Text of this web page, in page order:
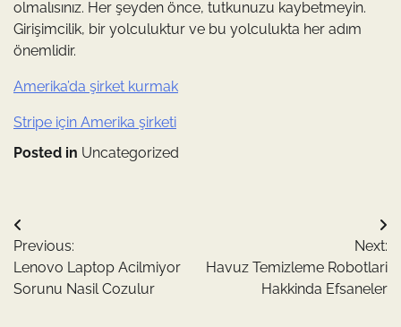
olmalısınız. Her şeyden önce, tutkunuzu kaybetmeyin.
Girişimcilik, bir yolculuktur ve bu yolculukta her adım
önemlidir.
Amerika’da şirket kurmak
Stripe için Amerika şirketi
Posted in Uncategorized
Yazı
gezinmesi
Previous:
Lenovo Laptop Acilmiyor
Sorunu Nasil Cozulur
Next:
Havuz Temizleme Robotlari
Hakkinda Efsaneler